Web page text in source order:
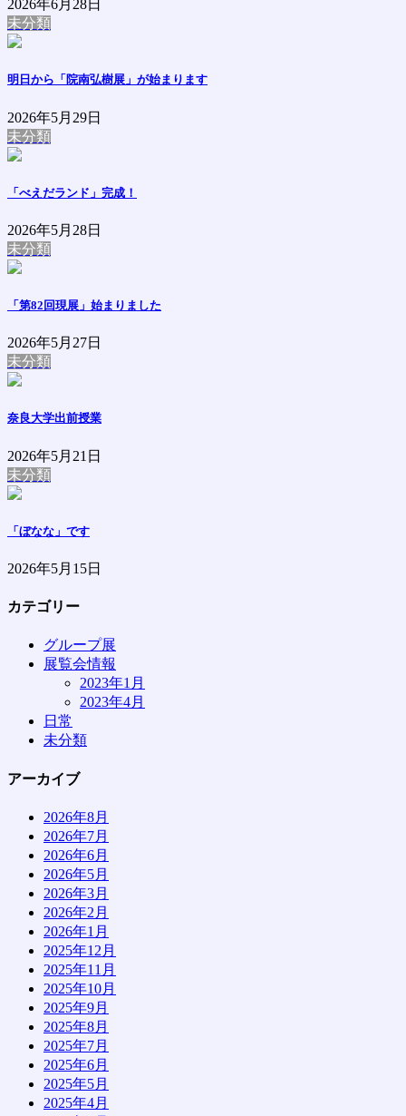
2026年6月28日
未分類
明日から「院南弘樹展」が始まります
2026年5月29日
未分類
「べえだランド」完成！
2026年5月28日
未分類
「第82回現展」始まりました
2026年5月27日
未分類
奈良大学出前授業
2026年5月21日
未分類
「ぼなな」です
2026年5月15日
カテゴリー
グループ展
展覧会情報
2023年1月
2023年4月
日常
未分類
アーカイブ
2026年8月
2026年7月
2026年6月
2026年5月
2026年3月
2026年2月
2026年1月
2025年12月
2025年11月
2025年10月
2025年9月
2025年8月
2025年7月
2025年6月
2025年5月
2025年4月